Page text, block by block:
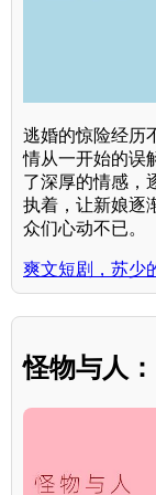
逃婚的惊险经历
情从一开始的误
了深厚的情感，
执着，让新娘逐
众们心动不已。
爽文短剧，苏少
怪物与人